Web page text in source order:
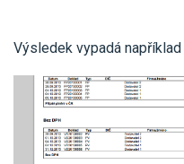
Výsledek vypadá například